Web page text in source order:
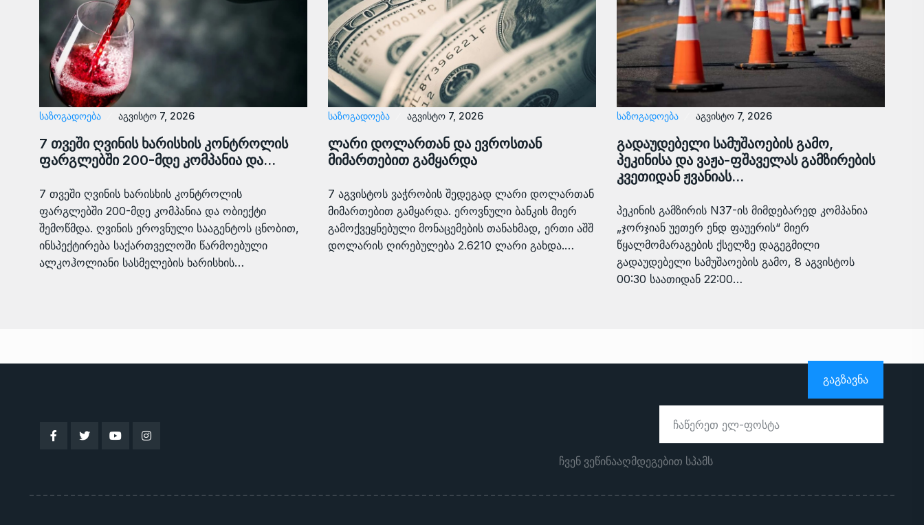
ᲡᲐᲖᲝᲒᲐᲓᲝᲔᲑᲐ აგვისტო 7, 2026
7 თვეში ღვინის ხარისხის კონტროლის
ფარგლებში 200-მდე კომპანია და…
7 თვეში ღვინის ხარისხის კონტროლის
ფარგლებში 200-მდე კომპანია და ობიექტი
შემოწმდა. ღვინის ეროვნული სააგენტოს ცნობით,
ინსპექტირება საქართველოში წარმოებული
ალკოჰოლიანი სასმელების ხარისხის…
ᲡᲐᲖᲝᲒᲐᲓᲝᲔᲑᲐ აგვისტო 7, 2026
ლარი დოლართან და ევროსთან
მიმართებით გამყარდა
7 აგვისტოს ვაჭრობის შედეგად ლარი დოლართან
მიმართებით გამყარდა. ეროვნული ბანკის მიერ
გამოქვეყნებული მონაცემების თანახმად, ერთი აშშ
დოლარის ღირებულება 2.6210 ლარი გახდა.…
ᲡᲐᲖᲝᲒᲐᲓᲝᲔᲑᲐ აგვისტო 7, 2026
გადაუდებელი სამუშაოების გამო,
პეკინისა და ვაჟა-ფშაველას გამზირების
კვეთიდან ჟვანიას…
პეკინის გამზირის N37-ის მიმდებარედ კომპანია
„ჯორჯიან უეთერ ენდ ფაუერის“ მიერ
წყალმომარაგების ქსელზე დაგეგმილი
გადაუდებელი სამუშაოების გამო, 8 აგვისტოს
00:30 საათიდან 22:00…
ᲒᲐᲒᲖᲐᲕᲜᲐ
ჩვენ ვეწინააღმდეგებით სპამს